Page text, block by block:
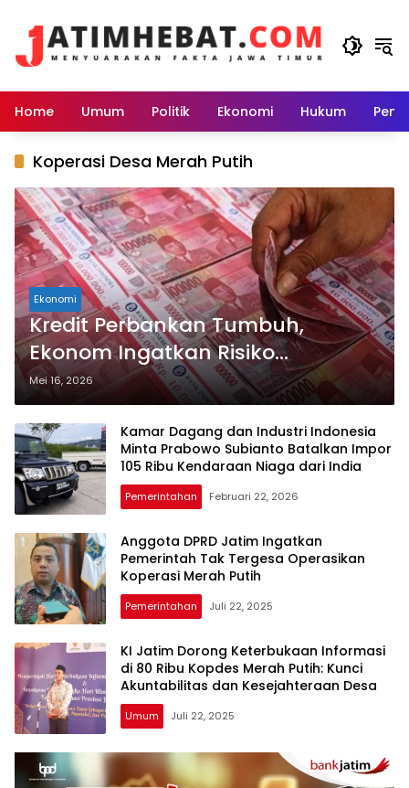
Home Umum Politik Ekonomi Hukum
Koperasi Desa Merah Putih
Ekonomi
Kredit Perbankan Tumbuh,
Ekonom Ingatkan Risiko
Perlambatan Ekonomi Domestik
Mei 16, 2026
Kamar Dagang dan Industri Indonesia
Minta Prabowo Subianto Batalkan Impor
105 Ribu Kendaraan Niaga dari India
Pemerintahan Februari 22, 2026
Anggota DPRD Jatim Ingatkan
Pemerintah Tak Tergesa Operasikan
Koperasi Merah Putih
Pemerintahan Juli 22, 2025
KI Jatim Dorong Keterbukaan Informasi
di 80 Ribu Kopdes Merah Putih: Kunci
Akuntabilitas dan Kesejahteraan Desa
Umum Juli 22, 2025